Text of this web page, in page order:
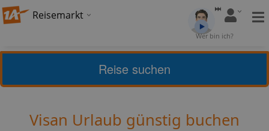
Reisemarkt
Wer bin ich?
Frankreich Visan
3,93(28) Bewerten
Visan Urlaub günstig buchen
Reise suchen